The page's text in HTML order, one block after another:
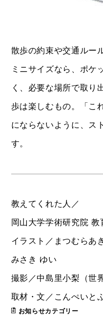
散歩の約束や交通ルー
ミニサイズなら、ポケ
く、必要な場所で取り
歩は楽しむもの。「こ
にならないように、ス
す。
教えてくれた人／
岡山大学学術研究院
イラスト／まつむら
みさき ゆい
撮影／中島里小梨（世
取材・文／こんぺいと
お知らせカテゴリー